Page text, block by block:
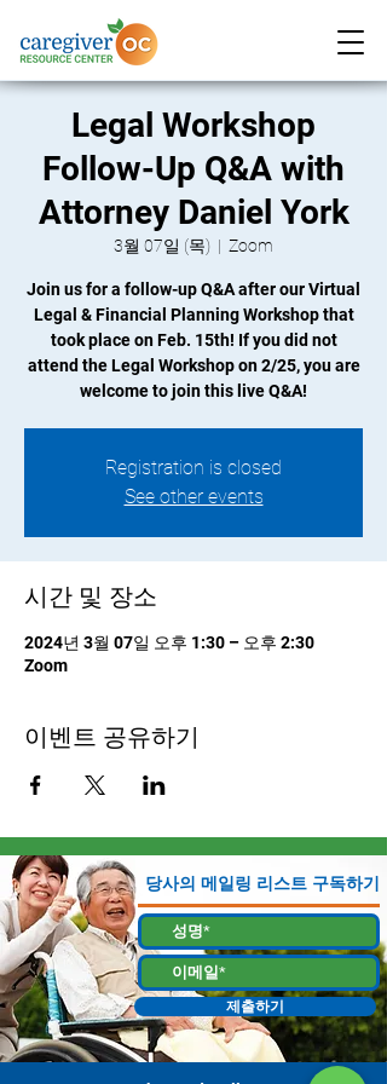
Legal Workshop
Follow-Up Q&A with
Attorney Daniel York
3월 07일 (목)
  |
Zoom
Join us for a follow-up Q&A after our Virtual
Legal & Financial Planning Workshop that
took place on Feb. 15th! If you did not
attend the Legal Workshop on 2/25, you are
welcome to join this live Q&A!
Registration is closed
See other events
시간 및 장소
2024년 3월 07일 오후 1:30 – 오후 2:30
Zoom
이벤트 공유하기
당사의 메일링 리스트 구독하기
제출하기